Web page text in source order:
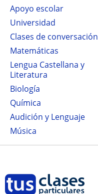
Apoyo escolar
Universidad
Clases de conversación
Matemáticas
Lengua Castellana y
Literatura
Biología
Química
Audición y Lenguaje
Música